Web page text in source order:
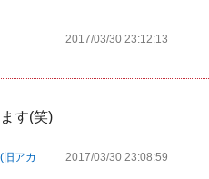
2017/03/30 23:12:13
す(笑)
旧アカ 2017/03/30 23:08:59